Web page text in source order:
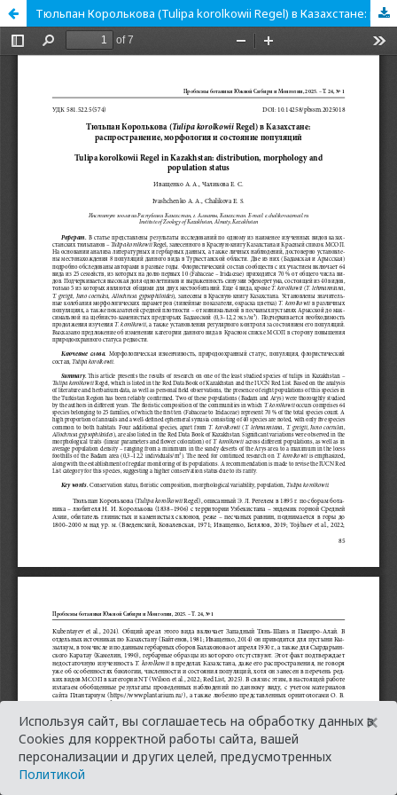
Тюльпан Королькова (Tulipa korolkowii Regel) в Казахстане: распространение, морфология и состояние популяций
Используя сайт, вы соглашаетесь на обработку данных в
Cookies для корректной работы сайта, вашей
персонализации и других целей, предусмотренных
Политикой
×